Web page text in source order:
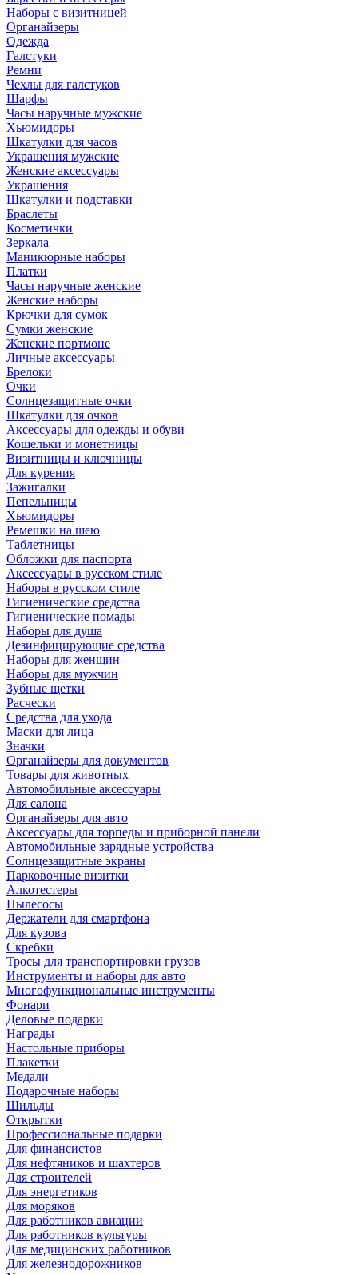
Наборы с визитницей
Органайзеры
Одежда
Галстуки
Ремни
Чехлы для галстуков
Шарфы
Часы наручные мужские
Хьюмидоры
Шкатулки для часов
Украшения мужские
Женские аксессуары
Украшения
Шкатулки и подставки
Браслеты
Косметички
Зеркала
Маникюрные наборы
Платки
Часы наручные женские
Женские наборы
Крючки для сумок
Сумки женские
Женские портмоне
Личные аксессуары
Брелоки
Очки
Солнцезащитные очки
Шкатулки для очков
Аксессуары для одежды и обуви
Кошельки и монетницы
Визитницы и ключницы
Для курения
Зажигалки
Пепельницы
Хьюмидоры
Ремешки на шею
Таблетницы
Обложки для паспорта
Аксессуары в русском стиле
Наборы в русском стиле
Гигиенические средства
Гигиенические помады
Наборы для душа
Дезинфицирующие средства
Наборы для женщин
Наборы для мужчин
Зубные щетки
Расчески
Средства для ухода
Маски для лица
Значки
Органайзеры для документов
Товары для животных
Автомобильные аксессуары
Для салона
Органайзеры для авто
Аксессуары для торпеды и приборной панели
Автомобильные зарядные устройства
Солнцезащитные экраны
Парковочные визитки
Алкотестеры
Пылесосы
Держатели для смартфона
Для кузова
Скребки
Тросы для транспортировки грузов
Инструменты и наборы для авто
Многофункциональные инструменты
Фонари
Деловые подарки
Награды
Настольные приборы
Плакетки
Медали
Подарочные наборы
Шильды
Открытки
Профессиональные подарки
Для финансистов
Для нефтяников и шахтеров
Для строителей
Для энергетиков
Для моряков
Для работников авиации
Для работников культуры
Для медицинских работников
Для железнодорожников